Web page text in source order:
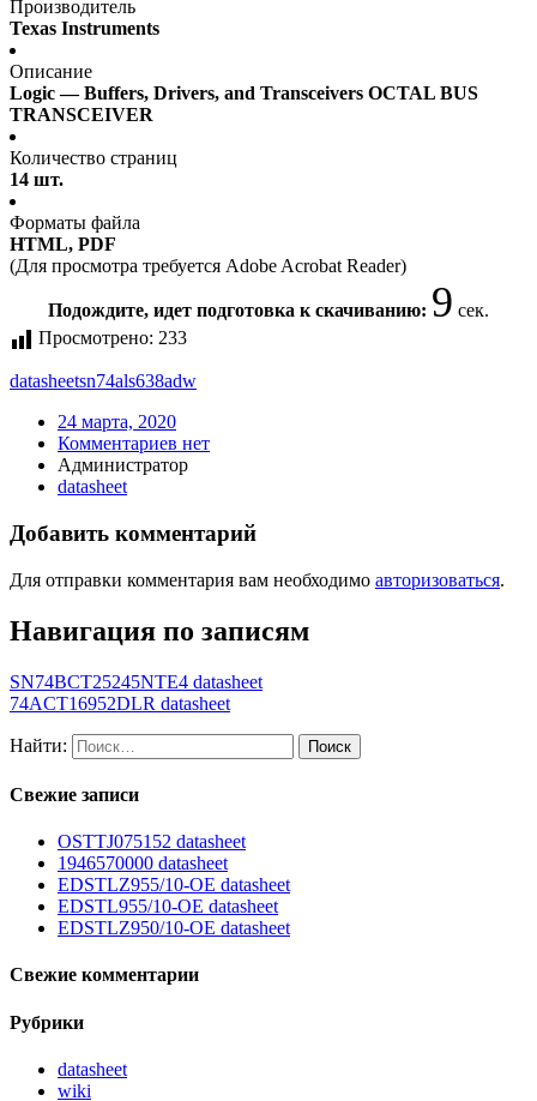
Производитель
Texas Instruments
Описание
Logic — Buffers, Drivers, and Transceivers OCTAL BUS
TRANSCEIVER
Количество страниц
14 шт.
Форматы файла
HTML, PDF
(Для просмотра требуется Adobe Acrobat Reader)
Подождите, идет подготовка к скачиванию: 9 сек.
Просмотрено: 233
datasheetsn74als638adw
24 марта, 2020
Комментариев нет
Администратор
datasheet
Добавить комментарий
Для отправки комментария вам необходимо авторизоваться.
Навигация по записям
SN74BCT25245NTE4 datasheet
74ACT16952DLR datasheet
Найти:
Свежие записи
OSTTJ075152 datasheet
1946570000 datasheet
EDSTLZ955/10-OE datasheet
EDSTL955/10-OE datasheet
EDSTLZ950/10-OE datasheet
Свежие комментарии
Рубрики
datasheet
wiki